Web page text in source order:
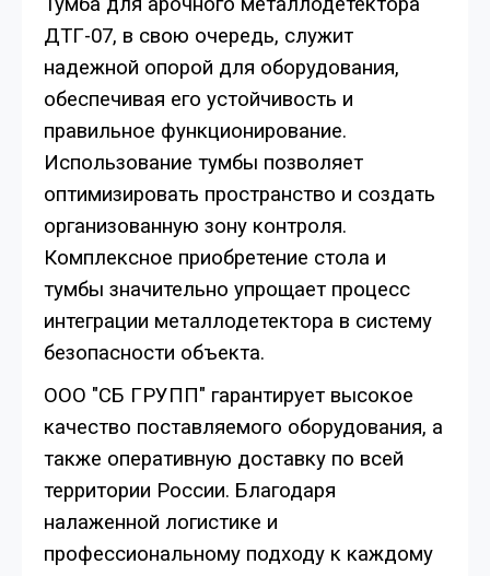
ДТГ-07, в свою очередь, служит
надежной опорой для оборудования,
обеспечивая его устойчивость и
правильное функционирование.
Использование тумбы позволяет
оптимизировать пространство и создать
организованную зону контроля.
Комплексное приобретение стола и
тумбы значительно упрощает процесс
интеграции металлодетектора в систему
безопасности объекта.
ООО "СБ ГРУПП" гарантирует высокое
качество поставляемого оборудования, а
также оперативную доставку по всей
территории России. Благодаря
налаженной логистике и
профессиональному подходу к каждому